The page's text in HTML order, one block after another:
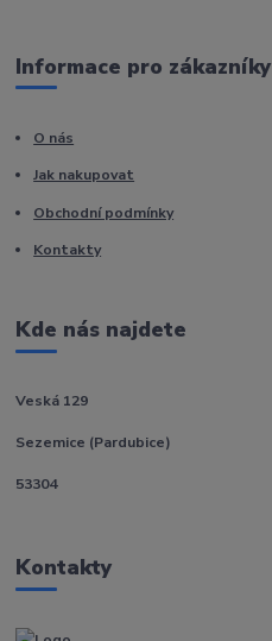
Informace pro zákazníky
O nás
Jak nakupovat
Obchodní podmínky
Kontakty
Kde nás najdete
Veská 129
Sezemice (Pardubice)
53304
Kontakty